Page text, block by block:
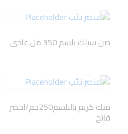
صن سيلك بلسم 350 مل عادى
منك كريم بالبلسم250جم/اخضر
فاتح